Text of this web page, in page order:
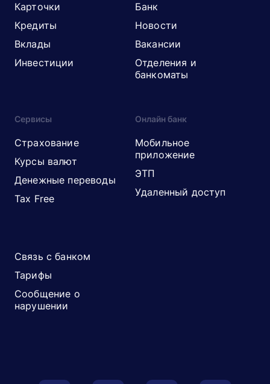
Карточки
Кредиты
Вклады
Инвестиции
Банк
Новости
Вакансии
Отделения и
банкоматы
Сервисы
Страхование
Курсы валют
Денежные переводы
Tax Free
Онлайн банк
Мобильное
приложение
ЭТП
Удаленный доступ
Связь с банком
Тарифы
Сообщение о
нарушении